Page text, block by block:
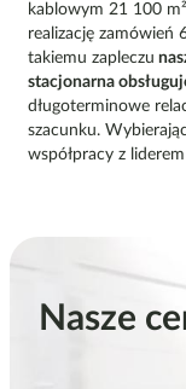
kablowym 21 100
realizację zamówień
takiemu zapleczu
stacjonarna
długoterminowe
szacunku.
współpracy z
Nasze